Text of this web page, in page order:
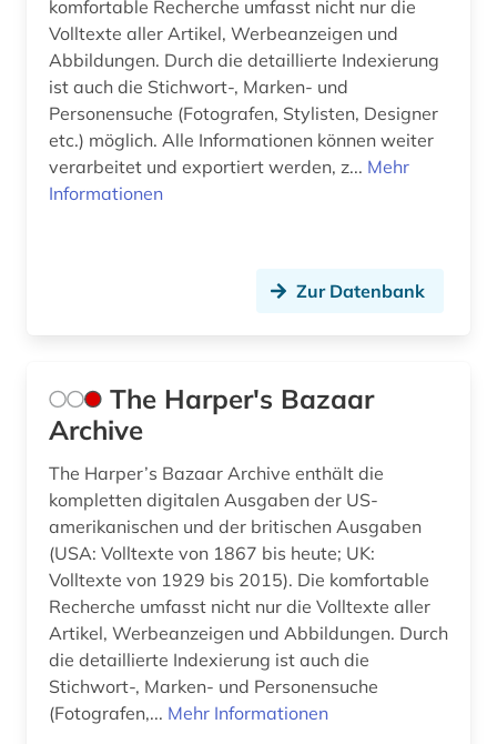
komfortable Recherche umfasst nicht nur die
Volltexte aller Artikel, Werbeanzeigen und
Abbildungen. Durch die detaillierte Indexierung
ist auch die Stichwort-, Marken- und
Personensuche (Fotografen, Stylisten, Designer
etc.) möglich. Alle Informationen können weiter
verarbeitet und exportiert werden, z... Mehr
Informationen
Zur Datenbank
The Harper's Bazaar
Archive
The Harper’s Bazaar Archive enthält die
kompletten digitalen Ausgaben der US-
amerikanischen und der britischen Ausgaben
(USA: Volltexte von 1867 bis heute; UK:
Volltexte von 1929 bis 2015). Die komfortable
Recherche umfasst nicht nur die Volltexte aller
Artikel, Werbeanzeigen und Abbildungen. Durch
die detaillierte Indexierung ist auch die
Stichwort-, Marken- und Personensuche
(Fotografen,... Mehr Informationen